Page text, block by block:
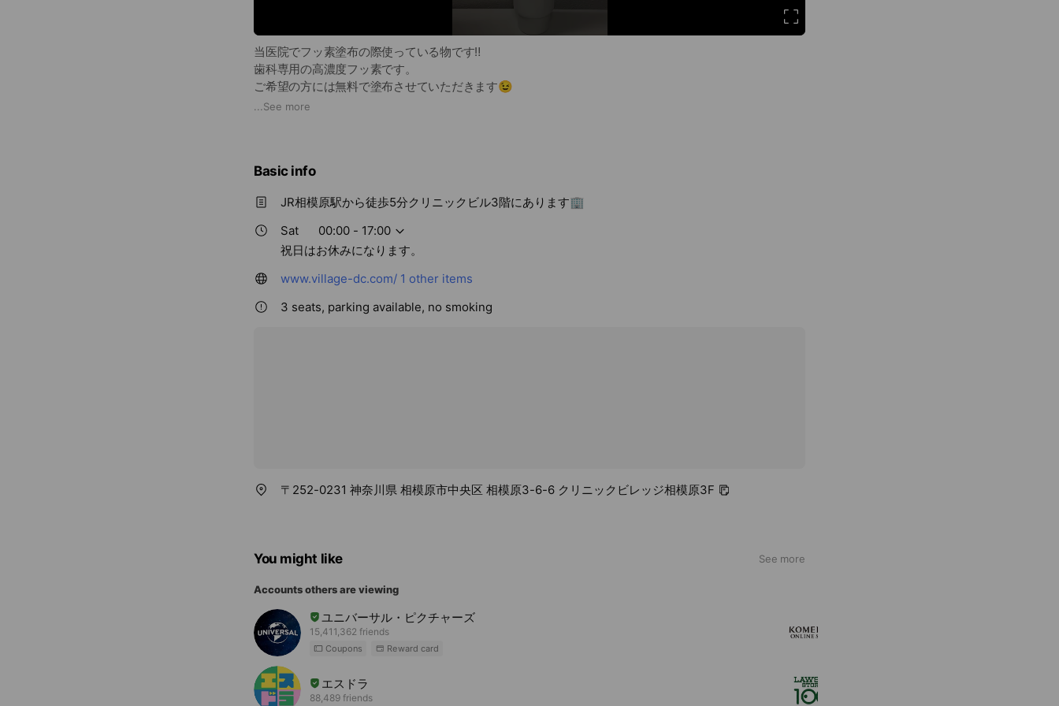
当医院でフッ素塗布の際使っている物です‼️
歯科専用の高濃度フッ素です。
ご希望の方には無料で塗布させていただきます😉
味は少し甘酸っぱいリンゴです🍎
...See more
Basic info
JR相模原駅から徒歩5分クリニックビル3階にあります🏢
Sat
00:00 - 17:00
祝日はお休みになります。
www.village-dc.com/ 1 other items
3 seats, parking available, no smoking
〒252-0231 神奈川県 相模原市中央区 相模原3-6-6 クリニックビレッジ相模原3F
You might like See more
Accounts others are viewing
ユニバーサル・ピクチャーズ
15,411,362 friends
Coupons Reward card
エスドラ
88,489 friends